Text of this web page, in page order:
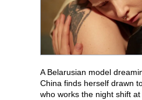
A Belarusian model
China finds herself drawn
who works the night shift